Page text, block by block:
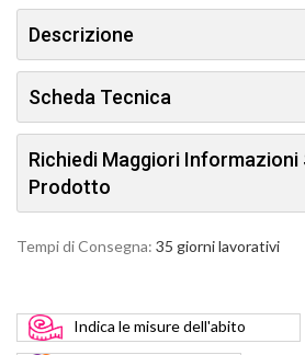
Descrizione
Scheda Tecnica
Richiedi Maggiori Informazioni
Prodotto
Tempi di Consegna: 35 giorni lavorativi
Indica le misure dell'abito